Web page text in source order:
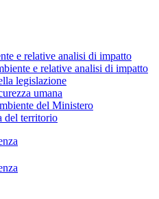
e relative analisi di impatto
e relative analisi di impatto
legislazione
umana
del Ministero
del territorio